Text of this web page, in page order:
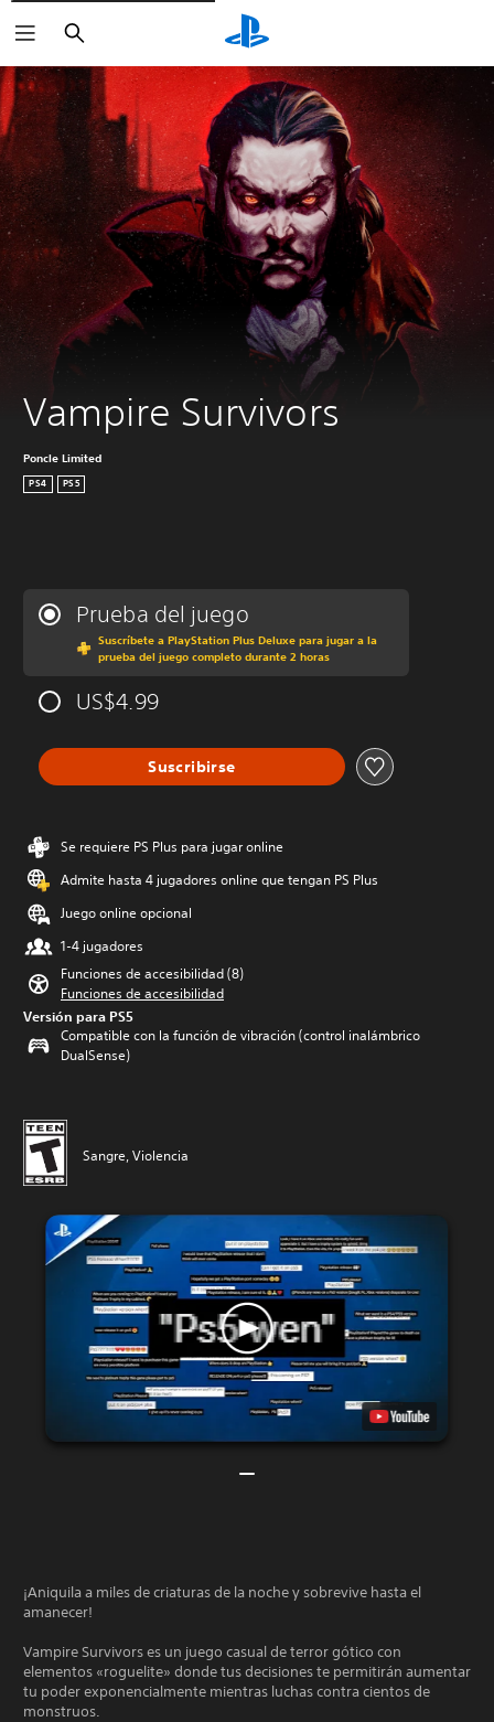
Buscar
Vampire Survivors
Poncle Limited
PS4 PS5
Prueba del juego
Suscríbete a PlayStation Plus Deluxe para jugar a la
prueba del juego completo durante 2 horas
US$4.99
Suscribirse
Se requiere PS Plus para jugar online
Admite hasta 4 jugadores online que tengan PS Plus
Juego online opcional
1-4 jugadores
Funciones de accesibilidad (8)
Funciones de accesibilidad
Versión para PS5
Compatible con la función de vibración (control inalámbrico
DualSense)
Sangre, Violencia
¡Aniquila a miles de criaturas de la noche y sobrevive hasta el
amanecer!
Vampire Survivors es un juego casual de terror gótico con
elementos «roguelite» donde tus decisiones te permitirán aumentar
tu poder exponencialmente mientras luchas contra cientos de
monstruos.